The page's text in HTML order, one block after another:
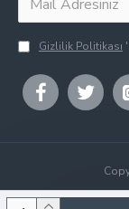
Gizlilik Politikası